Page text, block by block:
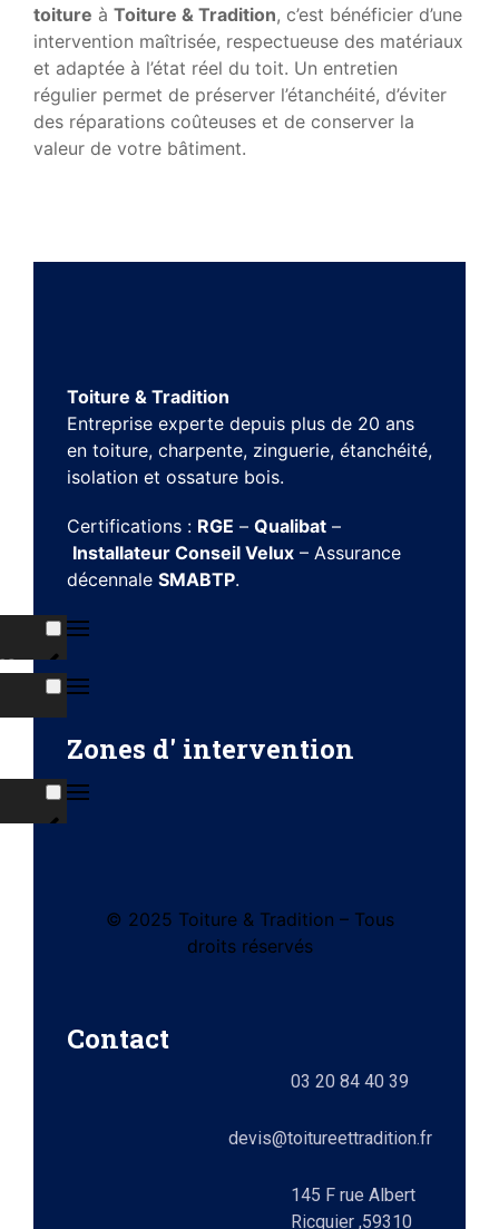
toiture à Toiture & Tradition, c’est bénéficier d’une
intervention maîtrisée, respectueuse des matériaux
et adaptée à l’état réel du toit. Un entretien
régulier permet de préserver l’étanchéité, d’éviter
des réparations coûteuses et de conserver la
valeur de votre bâtiment.
Toiture & Tradition
Entreprise experte depuis plus de 20 ans
en toiture, charpente, zinguerie, étanchéité,
isolation et ossature bois.
Certifications : RGE – Qualibat –
Installateur Conseil Velux – Assurance
décennale SMABTP.
Zones d' intervention
© 2025 Toiture & Tradition – Tous
droits réservés
Contact
03 20 84 40 39
devis@toitureettradition.fr
145 F rue Albert
Ricquier ,59310